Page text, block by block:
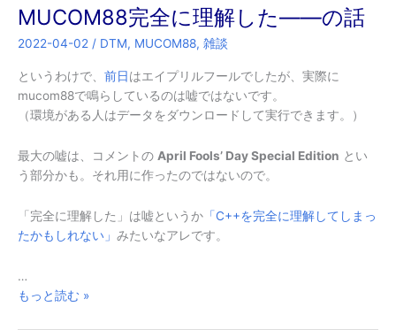
理
解
た
――
の
の
続
MUCOM88完全に理解した――の話
2022-04-02 / DTM, MUCOM88, 雑談
というわけで、 前日はエイプリルフールでしたが、実際に
mucom88で鳴らしているのは嘘ではないです。
（環境がある人はデータをダウンロードして実行できます。）
最大の嘘は、コメントの April Fools’ Day Special Edition とい
う部分かも。それ用に作ったのではないので。
「完全に理解した」は嘘というか 「C++を完全に理解してしまっ
たかもしれない」 みたいなアレです。
…
MUCOM88
もっと読む »